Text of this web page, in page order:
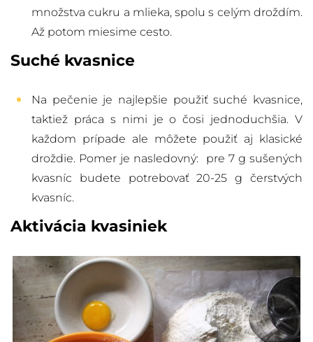
množstva cukru a mlieka, spolu s celým droždím.
Až potom miesime cesto.
Suché kvasnice
Na pečenie je najlepšie použiť suché kvasnice,
taktiež práca s nimi je o čosi jednoduchšia. V
každom prípade ale môžete použiť aj klasické
droždie. Pomer je nasledovný: pre 7 g sušených
kvasníc budete potrebovať 20-25 g čerstvých
kvasníc.
Aktivácia kvasiniek